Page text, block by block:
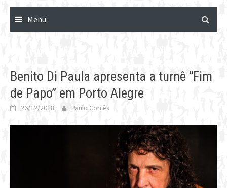
Menu
Benito Di Paula apresenta a turnê “Fim
de Papo” em Porto Alegre
26/12/2018 Paulo Corrêa